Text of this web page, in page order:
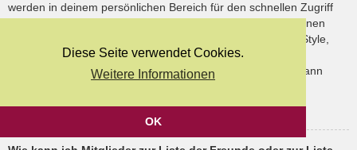
Diese Seite verwendet Cookies.
Weitere Informationen
OK
werden in deinem persönlichen Bereich für den schnellen Zugriff
aufgelistet. Du siehst dort deren Onlinestatus und kannst ihnen
schnell eine Private Nachricht senden. Abhängig von dem Style,
den du verwendest, können Beiträge deiner Freunde auch
hervorgehoben sein. Wenn du einen Benutzer ignorierst, dann